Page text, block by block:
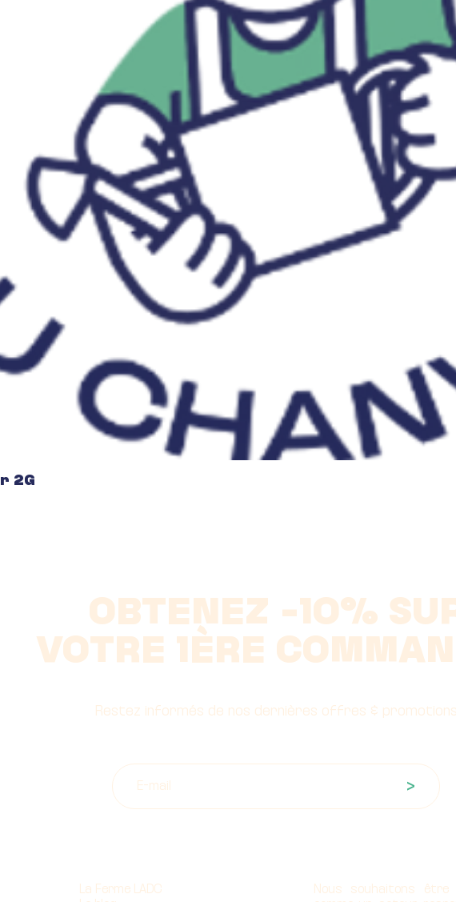
2G
OBTENEZ -10%
VOTRE 1ÈRE
Restez informés de nos dernières offres & promotions
>
La Ferme LADC
Nous souhaitons être